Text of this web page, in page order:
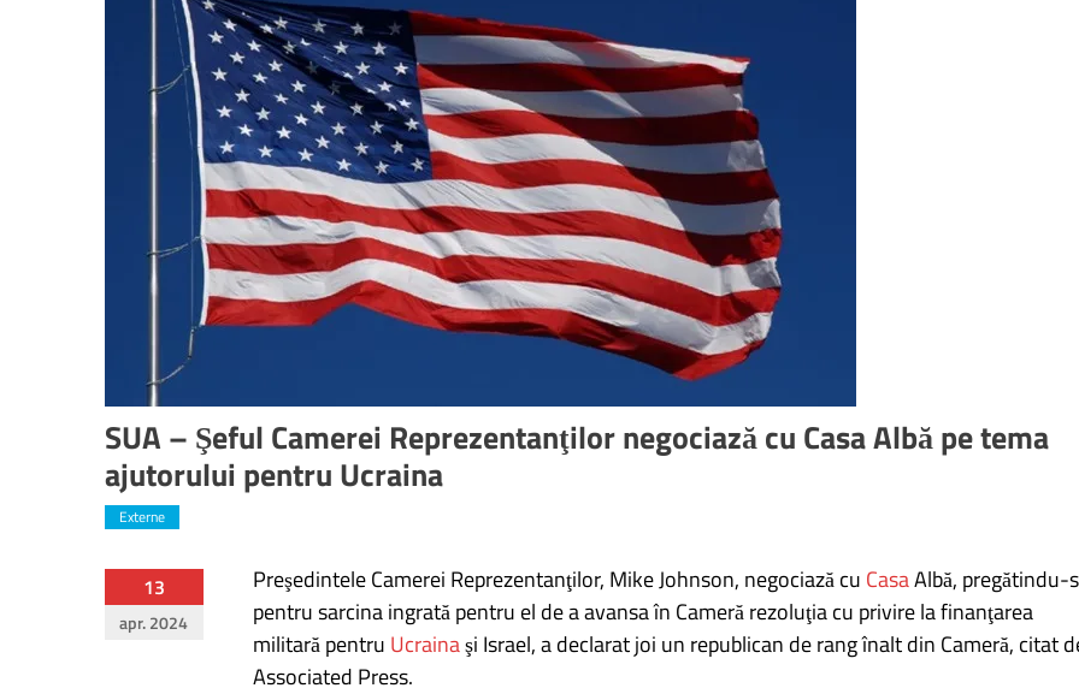
SUA – Şeful Camerei Reprezentanţilor negociază cu Casa Albă pe tema
ajutorului pentru Ucraina
Externe
13
apr. 2024
Preşedintele Camerei Reprezentanţilor, Mike Johnson, negociază cu CasaAlbă, pregătindu-
pentru sarcina ingrată pentru el de a avansa în Cameră rezoluţia cu privire la finanţarea
militară pentru Ucrainaşi Israel, a declarat joi un republican de rang înalt din Cameră, citat
Associated Press.
Navigare
în